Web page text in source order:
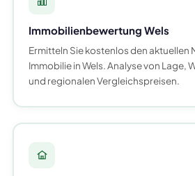
Immobilienbewertung Wels
Ermitteln Sie kostenlos den aktuellen
Immobilie in Wels. Analyse von Lage,
und regionalen Vergleichspreisen.